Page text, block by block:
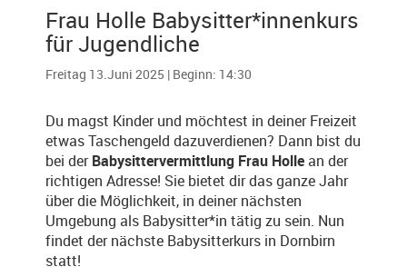
Frau Holle Babysitter*innenkurs
für Jugendliche
Freitag 13.Juni 2025 | Beginn: 14:30
Du magst Kinder und möchtest in deiner Freizeit
etwas Taschengeld dazuverdienen? Dann bist du
bei derBabysittervermittlung Frau Hollean der
richtigen Adresse! Sie bietet dir das ganze Jahr
über die Möglichkeit, in deiner nächsten
Umgebung als Babysitter*in tätig zu sein. Nun
findet der nächste Babysitterkurs in Dornbirn
statt!